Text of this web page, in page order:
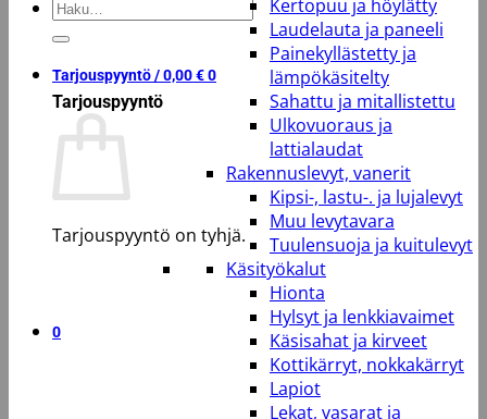
Etsi:
Tarjouspyyntö /0,00€0
Tarjouspyyntö
Tarjouspyyntö on tyhjä.
0
Kertopuu ja höylätty
Laudelauta ja paneeli
Painekyllästetty ja
lämpökäsitelty
Sahattu ja mitallistettu
Ulkovuoraus ja
lattialaudat
Rakennuslevyt, vanerit
Kipsi-, lastu-. ja lujalevyt
Muu levytavara
Tuulensuoja ja kuitulevyt
Käsityökalut
Hionta
Hylsyt ja lenkkiavaimet
Käsisahat ja kirveet
Kottikärryt, nokkakärryt
Lapiot
Lekat, vasarat ja